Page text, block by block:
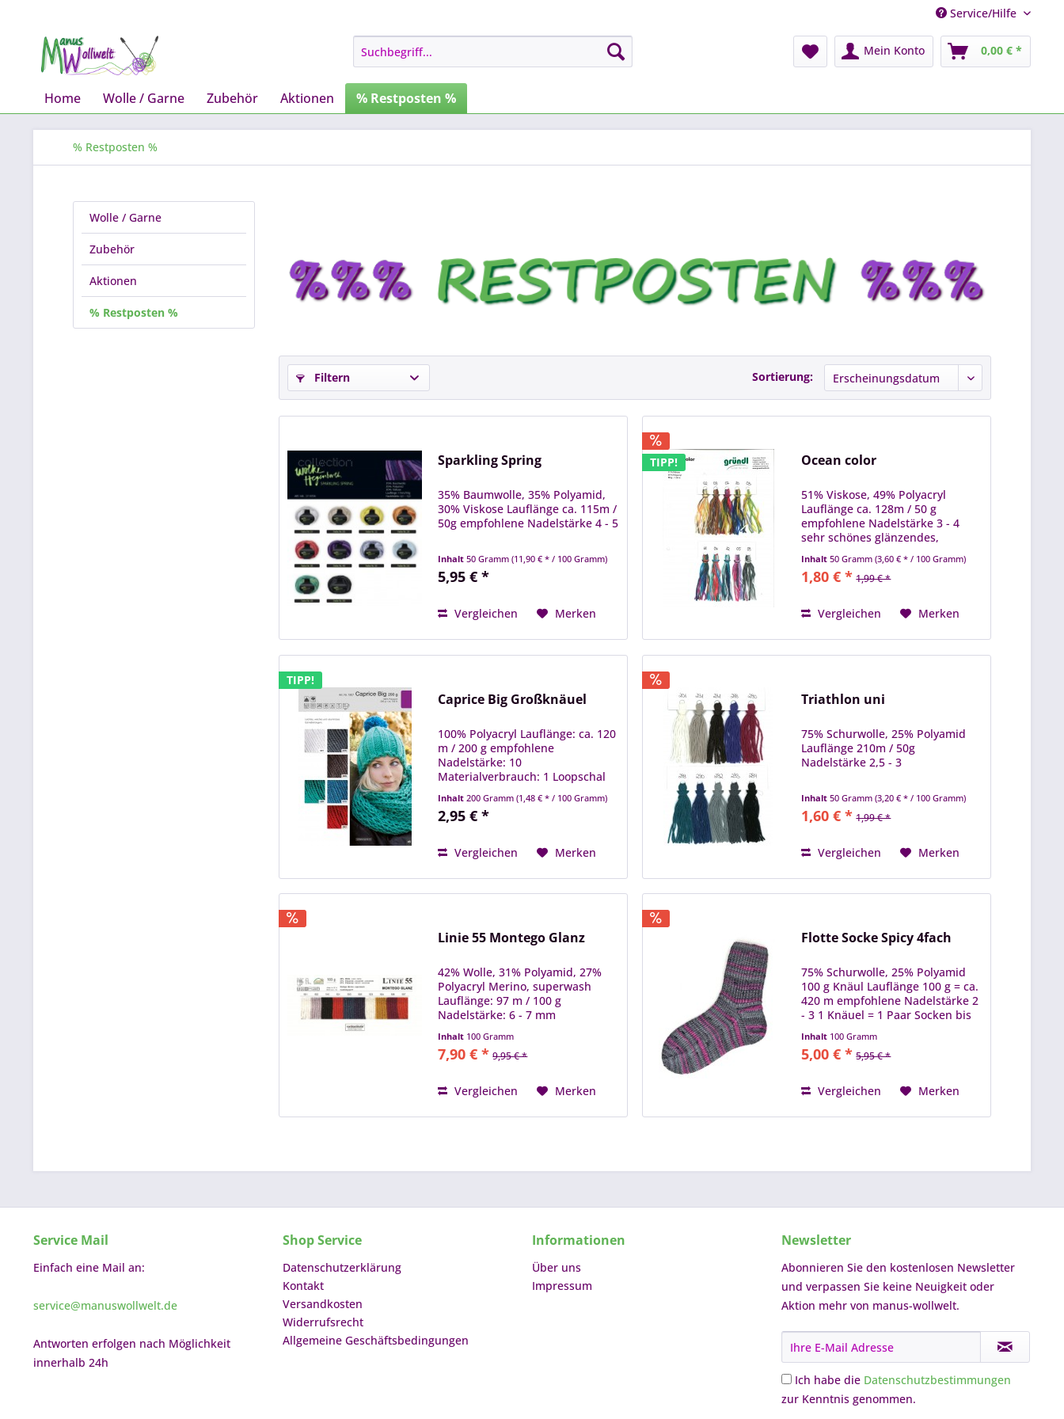
Service/Hilfe
Mein Konto 0,00 € *
Home Wolle / Garne Zubehör Aktionen % Restposten %
% Restposten %
Wolle / Garne
Zubehör
Aktionen
% Restposten %
Filtern Sortierung:
Sparkling Spring
35% Baumwolle, 35% Polyamid,
30% Viskose Lauflänge ca. 115m /
50g empfohlene Nadelstärke 4 - 5
Inhalt50 Gramm(11,90 € * / 100 Gramm)
5,95 € *
Vergleichen Merken
TIPP! Ocean color
51% Viskose, 49% Polyacryl
Lauflänge ca. 128m / 50 g
empfohlene Nadelstärke 3 - 4
sehr schönes glänzendes,
Inhalt50 Gramm(3,60 € * / 100 Gramm)
1,80 € * 1,99 € *
Vergleichen Merken
TIPP!
Caprice Big Großknäuel
100% Polyacryl Lauflänge: ca. 120
m / 200 g empfohlene
Nadelstärke: 10
Materialverbrauch: 1 Loopschal
weiches und voluminöses
Schnellstrickgarn. Die Anleitung
befindet sich...
Inhalt 200 Gramm(1,48 € * / 100 Gramm)
2,95 € *
Vergleichen Merken
Triathlon uni
75% Schurwolle, 25% Polyamid
Lauflänge 210m / 50g
Nadelstärke 2,5 - 3
Inhalt50 Gramm(3,20 € * / 100 Gramm)
1,60 € * 1,99 € *
Vergleichen Merken
Linie 55 Montego Glanz
42% Wolle, 31% Polyamid, 27%
Polyacryl Merino, superwash
Lauflänge: 97 m / 100 g
Nadelstärke: 6 - 7 mm
Inhalt 100 Gramm
7,90 € * 9,95 € *
Vergleichen Merken
Flotte Socke Spicy 4fach
75% Schurwolle, 25% Polyamid
100 g Knäul Lauflänge 100 g = ca.
420 m empfohlene Nadelstärke 2
- 3 1 Knäuel = 1 Paar Socken bis
= 30 M / 42 R
Inhalt 100 Gramm
5,00 € * 5,95 € *
Vergleichen Merken
Service Mail
Einfach eine Mail an:
service@manuswollwelt.de
Antworten erfolgen nach Möglichkeit
innerhalb 24h
Shop Service
Datenschutzerklärung
Kontakt
Versandkosten
Widerrufsrecht
Allgemeine Geschäftsbedingungen
Informationen
Über uns
Impressum
Newsletter
Abonnieren Sie den kostenlosen Newsletter
und verpassen Sie keine Neuigkeit oder
Aktion mehr von manus-wollwelt.
Ich habe die Datenschutzbestimmungen
zur Kenntnis genommen.